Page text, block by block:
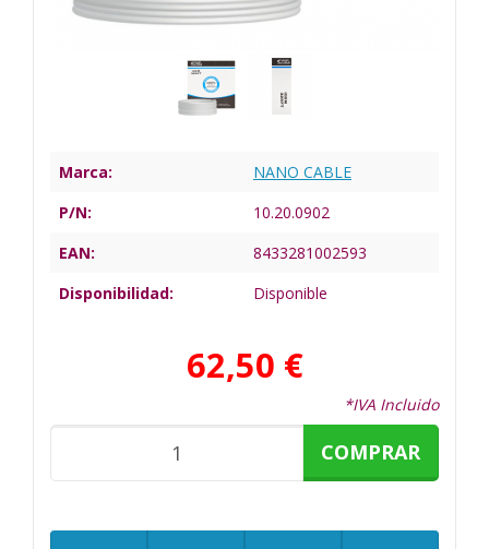
Marca:
NANO CABLE
P/N:
10.20.0902
EAN:
8433281002593
Disponibilidad:
Disponible
62,50 €
*IVA Incluido
COMPRAR